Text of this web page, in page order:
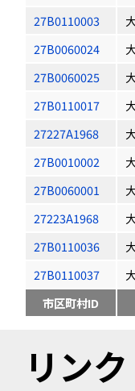
27B0110003
27B0060024
27B0060025
27B0110017
27227A1968
27B0010002
27B0060001
27223A1968
27B0110036
27B0110037
市区町村ID
リン